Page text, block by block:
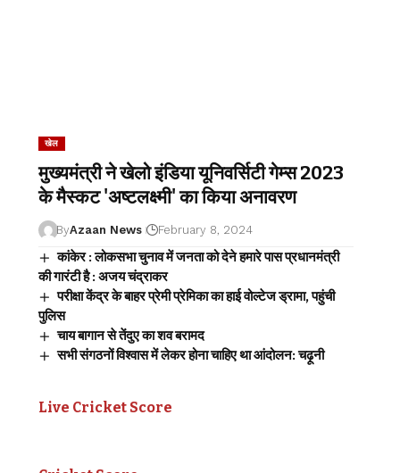
खेल
मुख्यमंत्री ने खेलो इंडिया यूनिवर्सिटी गेम्स 2023
के मैस्कट 'अष्टलक्ष्मी' का किया अनावरण
ByAzaan News February 8, 2024
कांकेर : लोकसभा चुनाव में जनता को देने हमारे पास प्रधानमंत्री
की गारंटी है : अजय चंद्राकर
परीक्षा केंद्र के बाहर प्रेमी प्रेमिका का हाई वोल्टेज ड्रामा, पहुंची
पुलिस
चाय बागान से तेंदुए का शव बरामद
सभी संगठनों विश्वास में लेकर होना चाहिए था आंदोलन: चढ़ूनी
Live Cricket Score